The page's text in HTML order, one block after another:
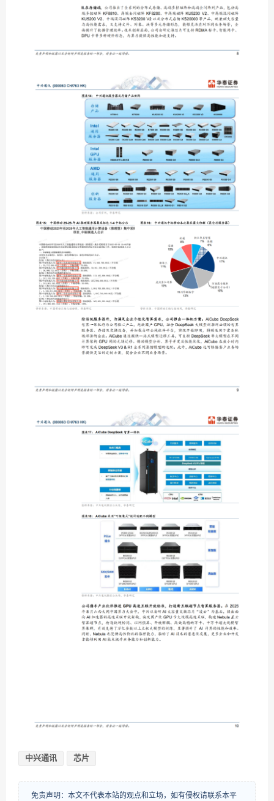
中兴通讯 芯片
免责声明：本文不代表本站的观点和立场，如有侵权请联系本平